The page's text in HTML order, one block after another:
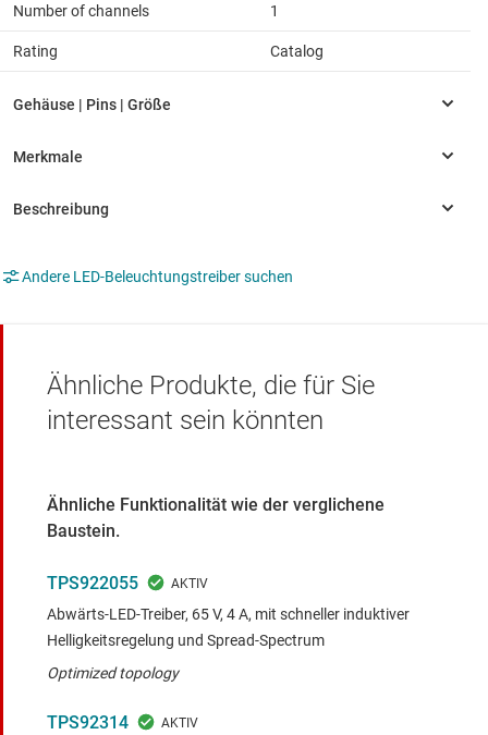
Number of channels 1
Rating Catalog
Andere LED-Beleuchtungstreiber suchen
Ähnliche Produkte, die für Sie
interessant sein könnten
Ähnliche Funktionalität wie der verglichene
Baustein.
TPS922055
Abwärts-LED-Treiber, 65 V, 4 A, mit schneller induktiver
Helligkeitsregelung und Spread-Spectrum
Optimized topology
TPS92314